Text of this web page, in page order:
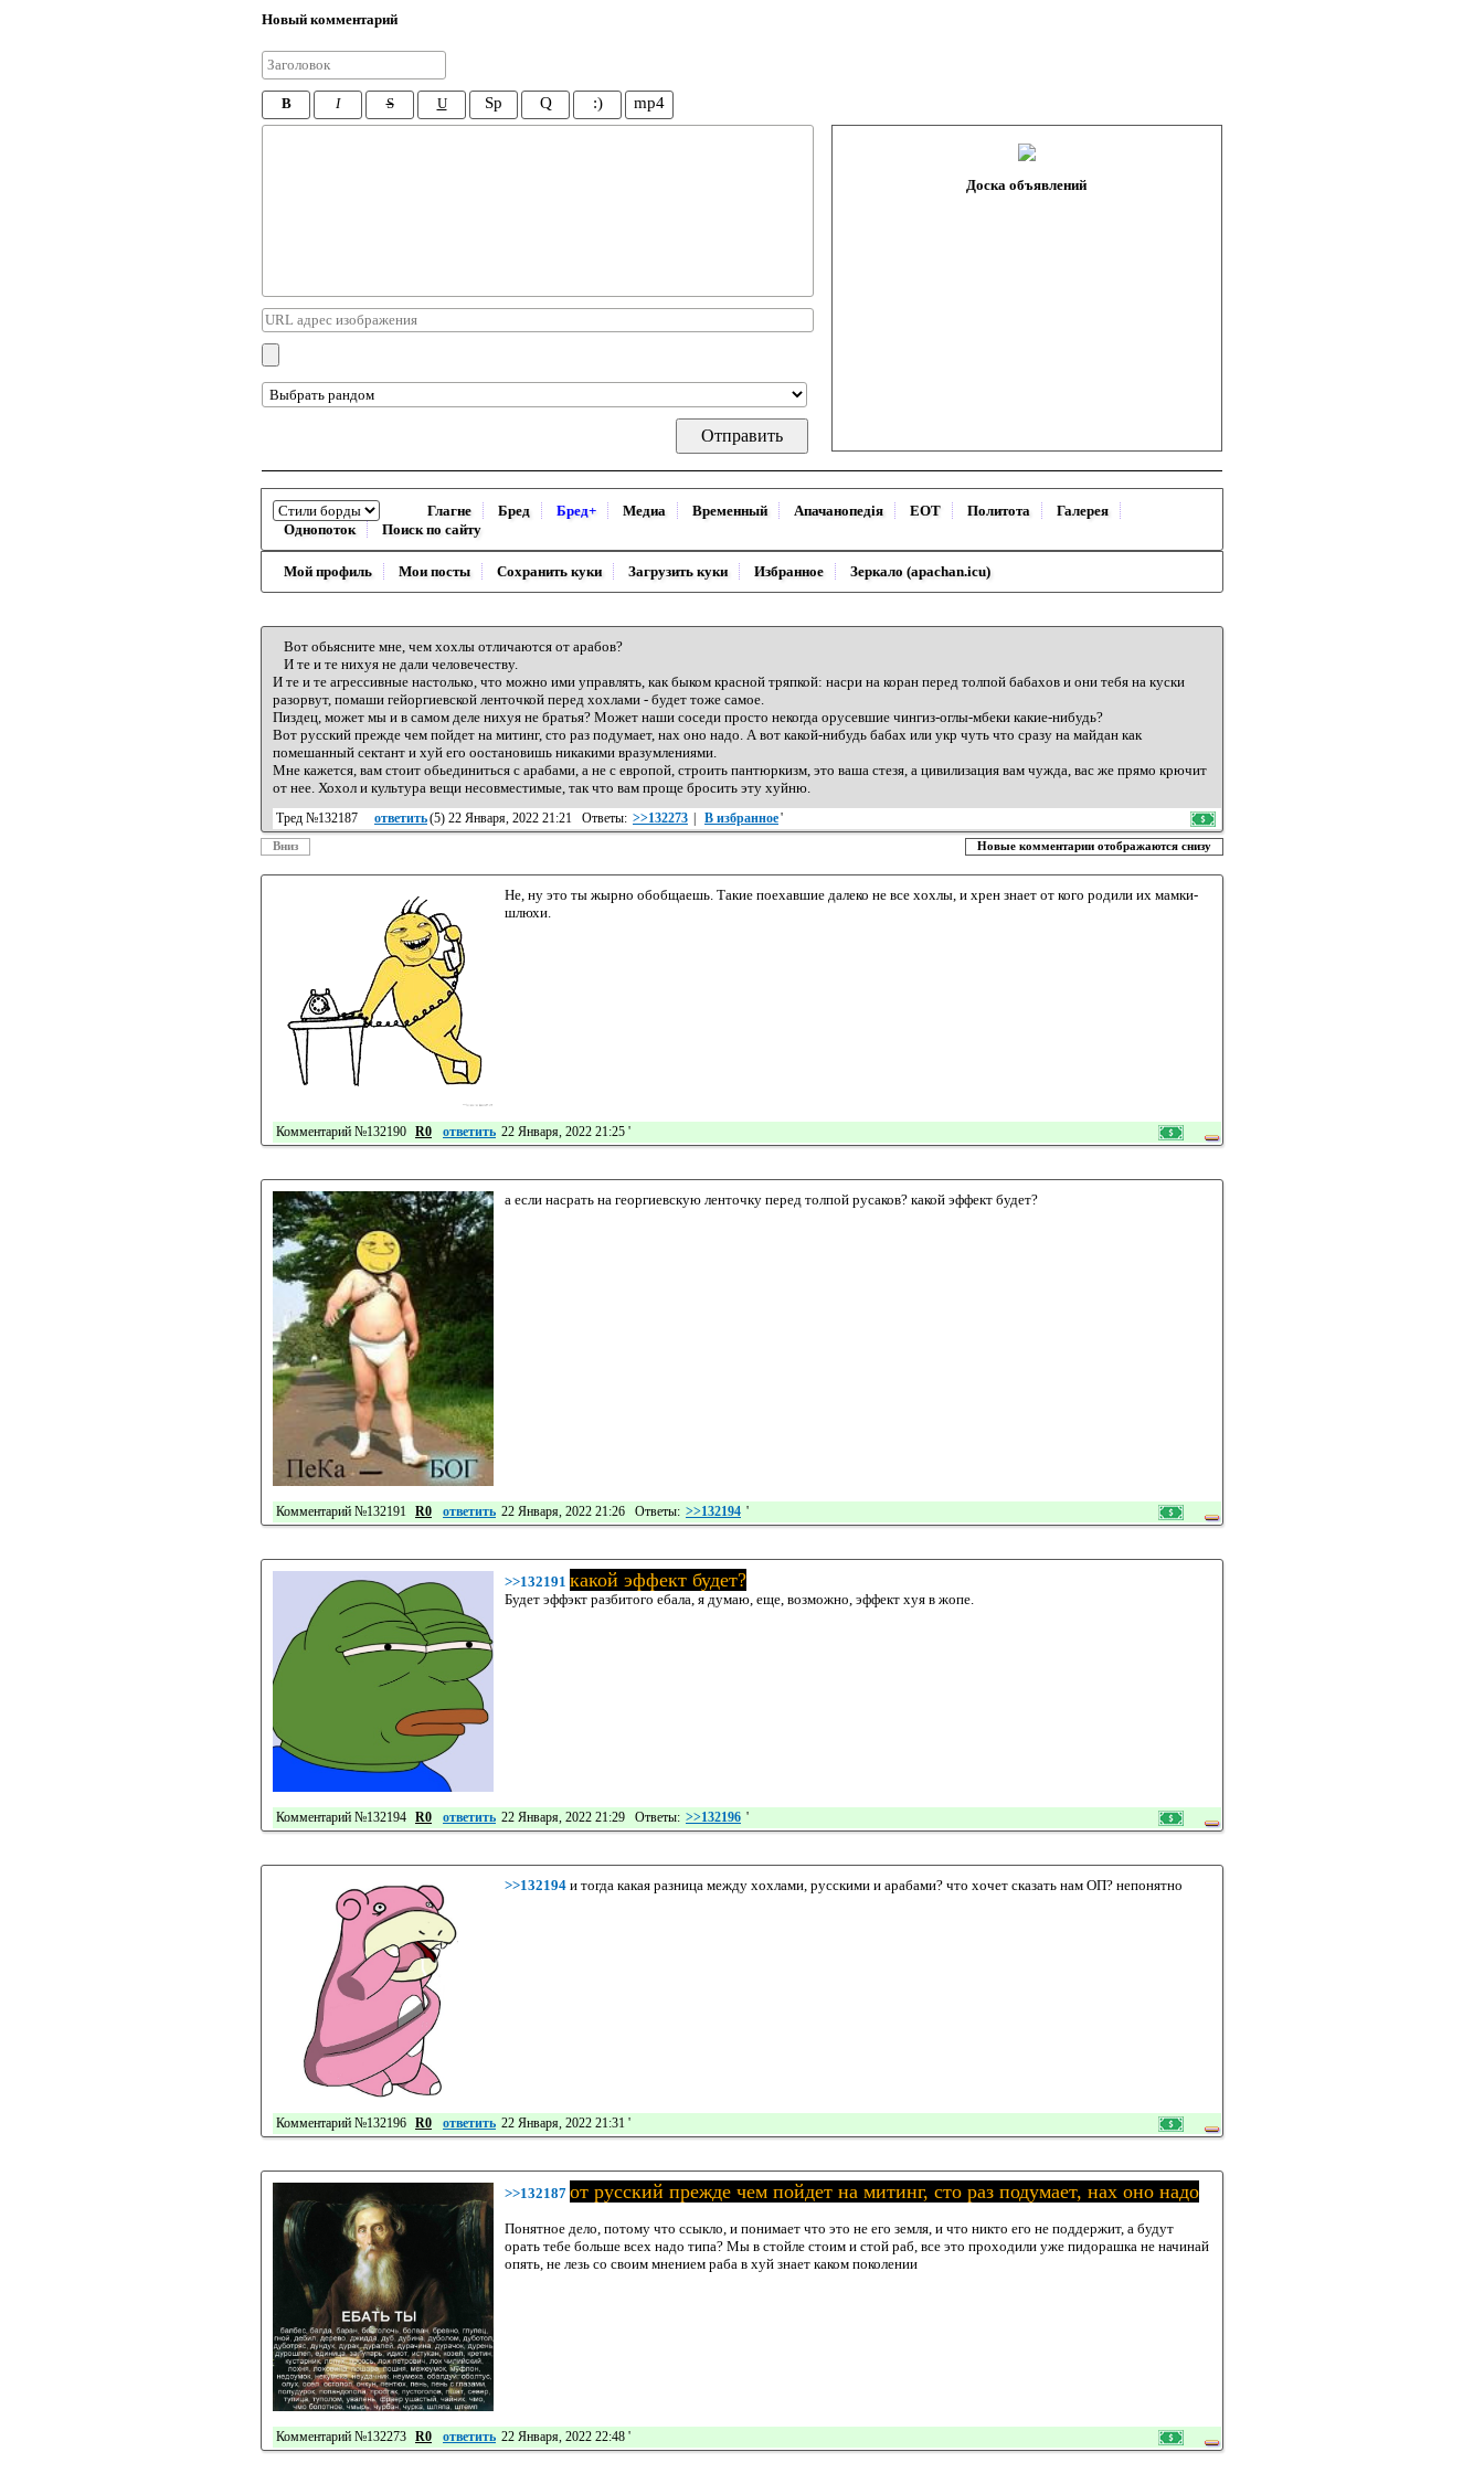
Новый комментарий
B I S U Sp Q :) mp4
Доска объявлений
Глагне Бред Бред+ Медиа Временный Апачанопедiя ЕОТ Политота
Галерея
Однопоток
Поиск по сайту
Мой профиль Мои посты Сохранить куки Загрузить куки Избранное Зеркало (apachan.icu)
Вот обьясните мне, чем хохлы отличаются от арабов?
И те и те нихуя не дали человечеству.
И те и те агрессивные настолько, что можно ими управлять, как быком красной тряпкой: насри на коран перед толпой бабахов и они тебя на куски
разорвут, помаши гейоргиевской ленточкой перед хохлами - будет тоже самое.
Пиздец, может мы и в самом деле нихуя не братья? Может наши соседи просто некогда орусевшие чингиз-оглы-мбеки какие-нибудь?
Вот русский прежде чем пойдет на митинг, сто раз подумает, нах оно надо. А вот какой-нибудь бабах или укр чуть что сразу на майдан как
помешанный сектант и хуй его оостановишь никакими вразумлениями.
Мне кажется, вам стоит обьединиться с арабами, а не с европой, строить пантюркизм, это ваша стезя, а цивилизация вам чужда, вас же прямо крючит
от нее. Хохол и культура вещи несовместимые, так что вам проще бросить эту хуйню.
Тред №132187 ответить(5) 22 Января, 2022 21:21 Ответы: >>132273 В избранное'
Вниз Новые комментарии отображаются снизу
Не, ну это ты жырно обобщаешь. Такие поехавшие далеко не все хохлы, и хрен знает от кого родили их мамки-
шлюхи.
Комментарий №132190 R0 ответить 22 Января, 2022 21:25 '
а если насрать на георгиевскую ленточку перед толпой русаков? какой эффект будет?
Комментарий №132191 R0 ответить 22 Января, 2022 21:26 Ответы: >>132194 '
>>132191 какой эффект будет?
Будет эффэкт разбитого ебала, я думаю, еще, возможно, эффект хуя в жопе.
Комментарий №132194 R0 ответить 22 Января, 2022 21:29 Ответы: >>132196 '
>>132194 и тогда какая разница между хохлами, русскими и арабами? что хочет сказать нам ОП? непонятно
Комментарий №132196 R0 ответить 22 Января, 2022 21:31 '
>>132187 от русский прежде чем пойдет на митинг, сто раз подумает, нах оно надо
Понятное дело, потому что ссыкло, и понимает что это не его земля, и что никто его не поддержит, а будут
орать тебе больше всех надо типа? Мы в стойле стоим и стой раб, все это проходили уже пидорашка не начинай
опять, не лезь со своим мнением раба в хуй знает каком поколении
Комментарий №132273 R0 ответить 22 Января, 2022 22:48 '